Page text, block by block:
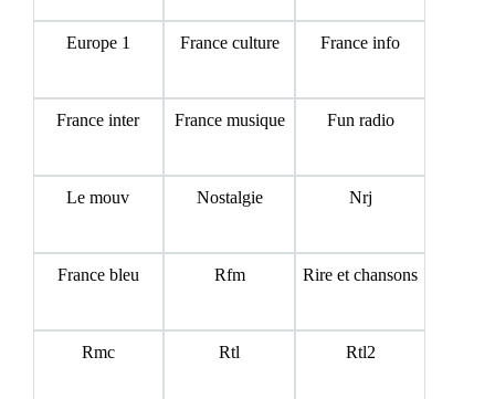
Europe 1 France culture France info
France inter France musique Fun radio
Le mouv Nostalgie Nrj
France bleu Rfm Rire et chansons
Rmc Rtl Rtl2